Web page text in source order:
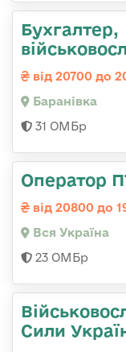
Бухгалтер,
від 20700 до
Баранівка
31 ОМБр
Оператор
від 20800 до
Вся Україна
23 ОМБр
Сили